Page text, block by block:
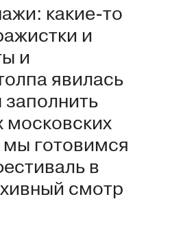
какие-то
и
и
явилась
московских
готовимся
в
смотр